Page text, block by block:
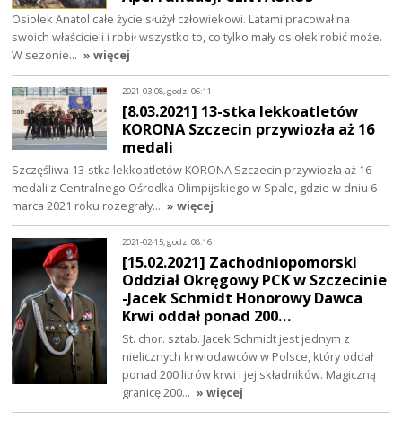
Osiołek Anatol całe życie służył człowiekowi. Latami pracował na
swoich właścicieli i robił wszystko to, co tylko mały osiołek robić może.
W sezonie… » więcej
2021-03-08, godz. 06:11
[8.03.2021] 13-stka lekkoatletów
KORONA Szczecin przywiozła aż 16
medali
Szczęśliwa 13-stka lekkoatletów KORONA Szczecin przywiozła aż 16
medali z Centralnego Ośrodka Olimpijskiego w Spale, gdzie w dniu 6
marca 2021 roku rozegrały… » więcej
2021-02-15, godz. 08:16
[15.02.2021] Zachodniopomorski
Oddział Okręgowy PCK w Szczecinie
-Jacek Schmidt Honorowy Dawca
Krwi oddał ponad 200…
St. chor. sztab. Jacek Schmidt jest jednym z
nielicznych krwiodawców w Polsce, który oddał
ponad 200 litrów krwi i jej składników. Magiczną
granicę 200… » więcej